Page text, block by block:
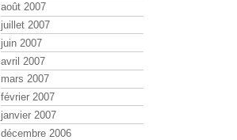
août 2007
juillet 2007
juin 2007
avril 2007
mars 2007
février 2007
janvier 2007
décembre 2006